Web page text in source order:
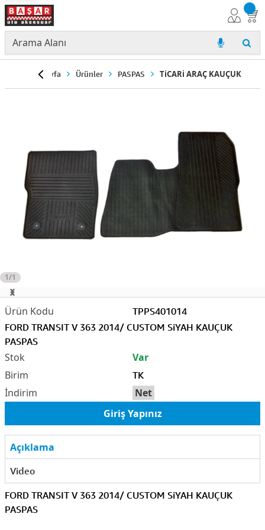
Anasayfa Ürünler PASPAS TiCARi ARAÇ KAUÇUK
1/1
TPPS401014
FORD TRANSIT V 363 2014/ CUSTOM SiYAH KAUÇUK
PASPAS
TK
Net
Var
Giriş Yapınız
Açıklama
Video
FORD TRANSIT V 363 2014/ CUSTOM SiYAH KAUÇUK
PASPAS